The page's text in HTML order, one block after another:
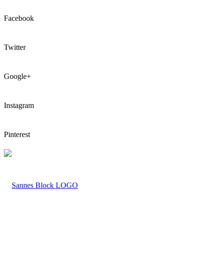
Facebook
Twitter
Google+
Instagram
Pinterest
LOGO